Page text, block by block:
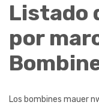
Listado
por
Los bombines mauer